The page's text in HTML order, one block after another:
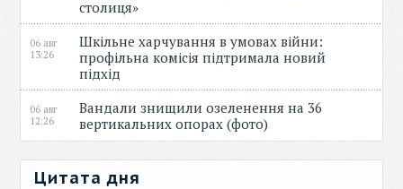
столиця»
06 авг
13:26
Шкільне харчування в умовах війни:
профільна комісія підтримала новий
підхід
06 авг
12:26
Вандали знищили озеленення на 36
вертикальних опорах (фото)
Цитата дня